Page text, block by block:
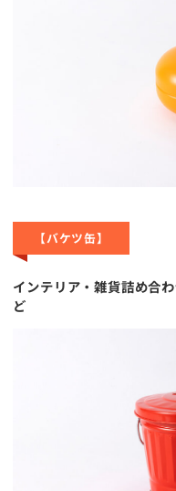
【バケツ缶】
インテリア・雑貨詰め合
ど